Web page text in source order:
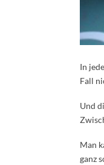
In
Fall
Und
Man
ganz